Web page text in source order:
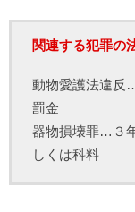
関連する犯罪の
動物愛護法違反
罰金
器物損壊罪…３
しくは科料